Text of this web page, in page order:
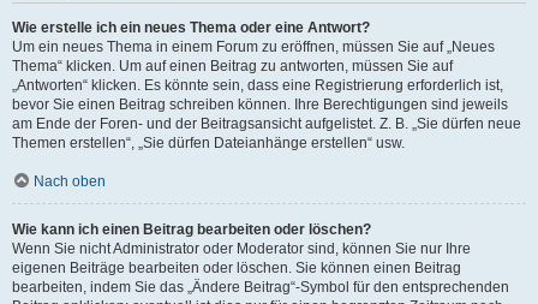
Wie erstelle ich ein neues Thema oder eine Antwort?
Um ein neues Thema in einem Forum zu eröffnen, müssen Sie auf „Neues
Thema“ klicken. Um auf einen Beitrag zu antworten, müssen Sie auf
„Antworten“ klicken. Es könnte sein, dass eine Registrierung erforderlich ist,
bevor Sie einen Beitrag schreiben können. Ihre Berechtigungen sind jeweils
am Ende der Foren- und der Beitragsansicht aufgelistet. Z. B. „Sie dürfen neue
Themen erstellen“, „Sie dürfen Dateianhänge erstellen“ usw.
Nach oben
Wie kann ich einen Beitrag bearbeiten oder löschen?
Wenn Sie nicht Administrator oder Moderator sind, können Sie nur Ihre
eigenen Beiträge bearbeiten oder löschen. Sie können einen Beitrag
bearbeiten, indem Sie das „Ändere Beitrag“-Symbol für den entsprechenden